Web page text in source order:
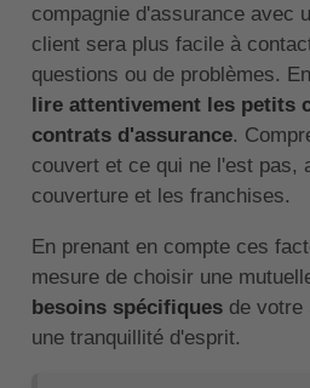
compagnie d'assurance avec
client sera plus facile à
questions ou de problèmes.
lire attentivement les petits
contrats d'assurance.
couvert et ce qui ne l'est pas,
couverture et les franchises.
En prenant en compte ces
mesure de choisir une
besoins spécifiquesde votre
une tranquillité d'esprit.